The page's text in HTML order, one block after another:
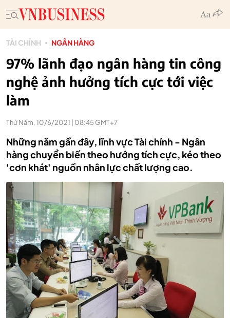
TÀI CHÍNH NGÂN HÀNG
97% lãnh đạo ngân hàng tin công
nghệ ảnh hưởng tích cực tới việc
làm
Thứ Năm, 10/6/2021 | 08:45 GMT+7
Những năm gần đây, lĩnh vực Tài chính - Ngân
hàng chuyển biến theo hướng tích cực, kéo theo
'cơn khát' nguồn nhân lực chất lượng cao.